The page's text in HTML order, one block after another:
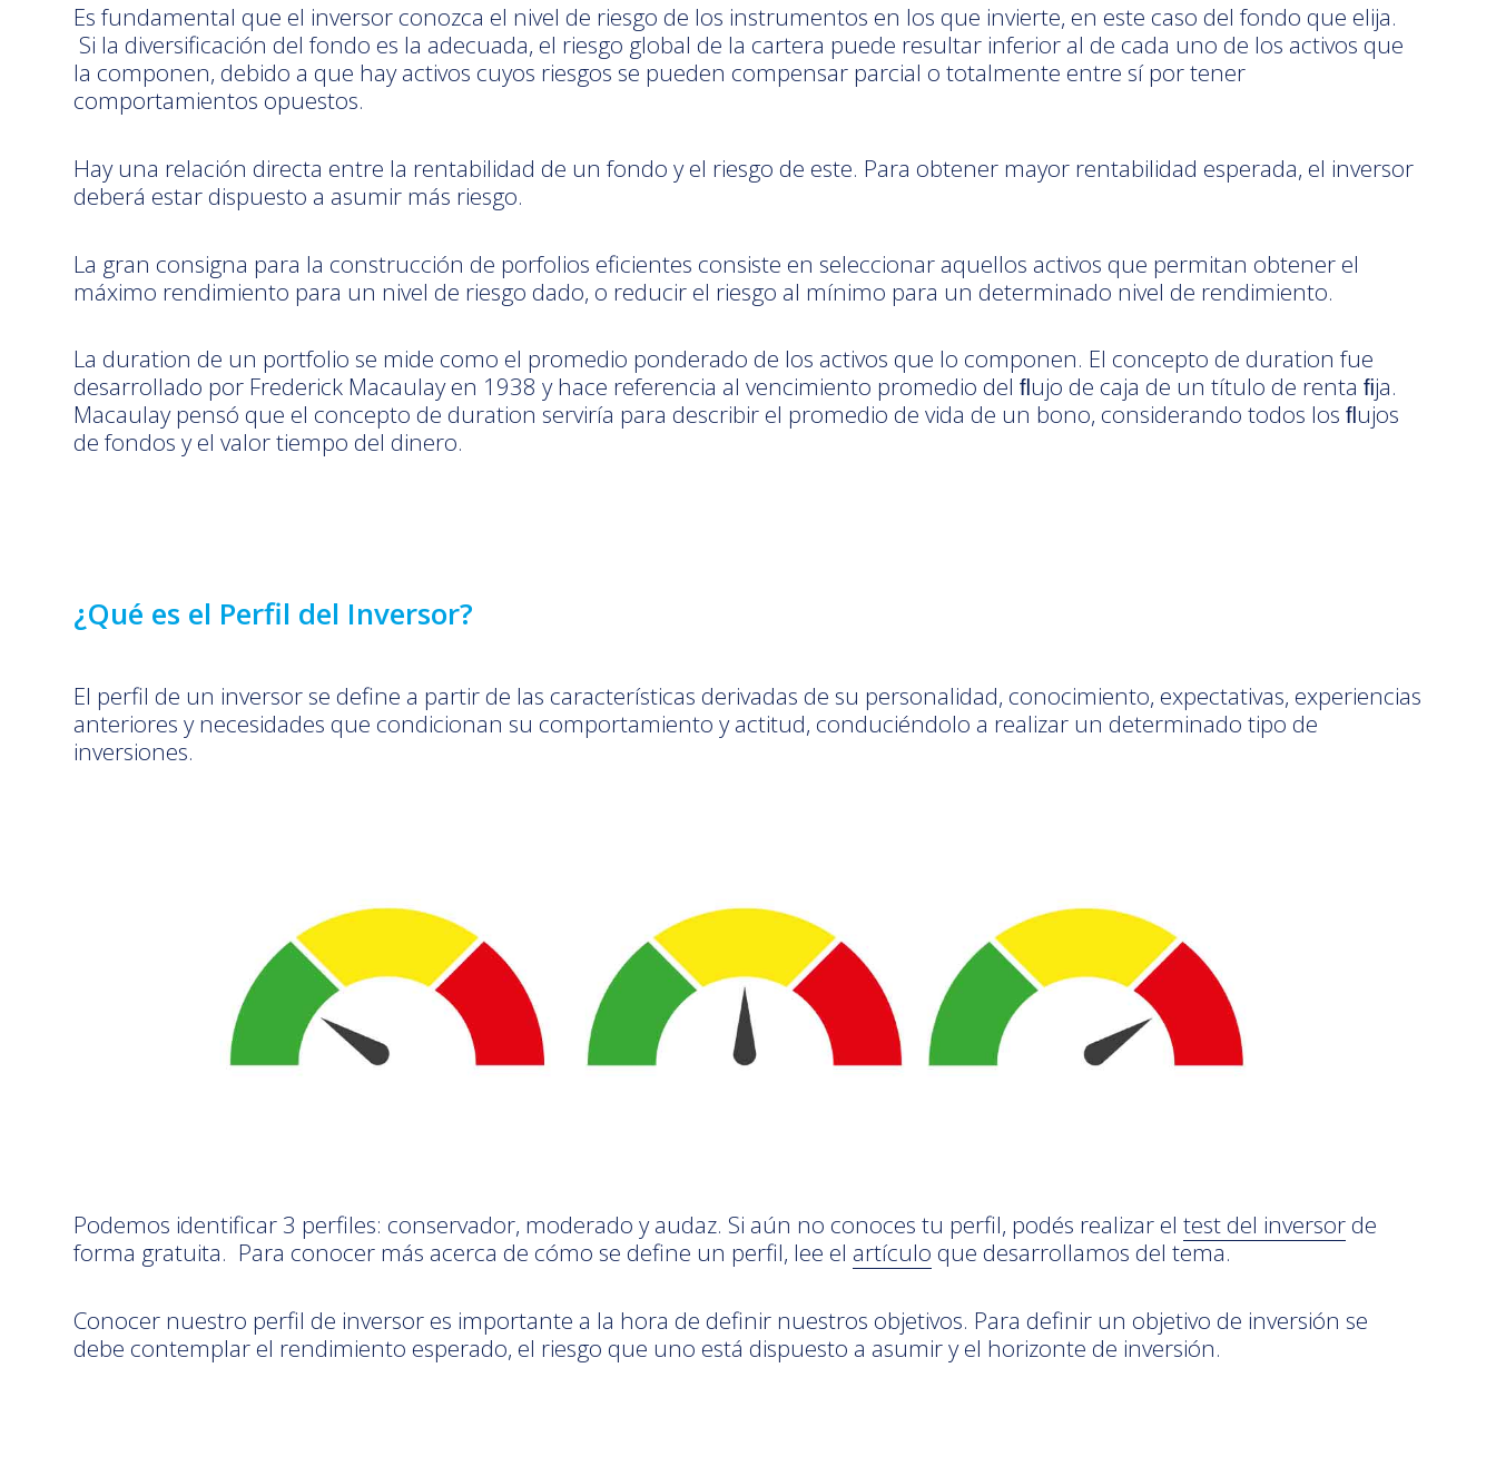
Es fundamental que el inversor conozca el nivel de riesgo de los instrumentos en los que invierte, en este caso del fondo que elija.
Si la diversificación del fondo es la adecuada, el riesgo global de la cartera puede resultar inferior al de cada uno de los activos que
la componen, debido a que hay activos cuyos riesgos se pueden compensar parcial o totalmente entre sí por tener
comportamientos opuestos.
Hay una relación directa entre la rentabilidad de un fondo y el riesgo de este. Para obtener mayor rentabilidad esperada, el inversor
deberá estar dispuesto a asumir más riesgo.
La gran consigna para la construcción de porfolios eficientes consiste en seleccionar aquellos activos que permitan obtener el
máximo rendimiento para un nivel de riesgo dado, o reducir el riesgo al mínimo para un determinado nivel de rendimiento.
La duration de un portfolio se mide como el promedio ponderado de los activos que lo componen. El concepto de duration fue
desarrollado por Frederick Macaulay en 1938 y hace referencia al vencimiento promedio del ﬂujo de caja de un título de renta ﬁja.
Macaulay pensó que el concepto de duration serviría para describir el promedio de vida de un bono, considerando todos los ﬂujos
de fondos y el valor tiempo del dinero.
¿Qué es el Perfil del Inversor?
El perfil de un inversor se define a partir de las características derivadas de su personalidad, conocimiento, expectativas, experiencias
anteriores y necesidades que condicionan su comportamiento y actitud, conduciéndolo a realizar un determinado tipo de
inversiones.
Podemos identificar 3 perfiles: conservador, moderado y audaz. Si aún no conoces tu perfil, podés realizar el test del inversor de
forma gratuita. Para conocer más acerca de cómo se define un perfil, lee el artículo que desarrollamos del tema.
Conocer nuestro perfil de inversor es importante a la hora de definir nuestros objetivos. Para definir un objetivo de inversión se
debe contemplar el rendimiento esperado, el riesgo que uno está dispuesto a asumir y el horizonte de inversión.